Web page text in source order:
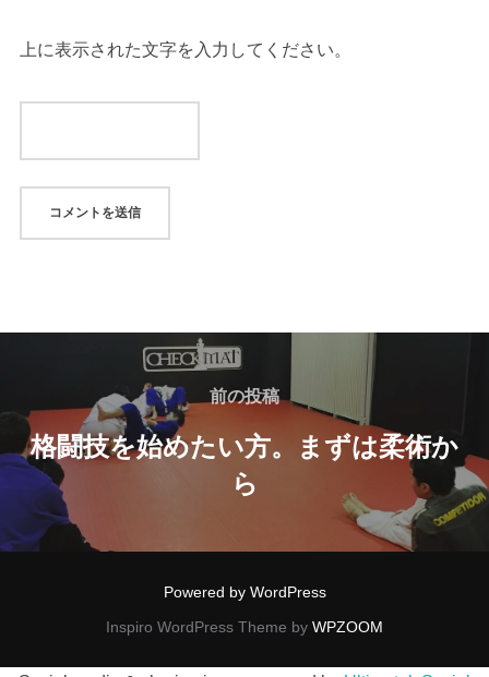
上に表示された文字を入力してください。
前の投稿
格闘技を始めたい方。まずは柔術か
ら
Powered by WordPress
Inspiro WordPress Theme by WPZOOM